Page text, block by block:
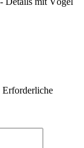
Erforderliche